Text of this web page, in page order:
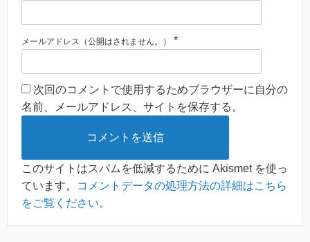
メールアドレス（公開はされません。） *
次回のコメントで使用するためブラウザーに自分の
名前、メールアドレス、サイトを保存する。
このサイトはスパムを低減するために Akismet を使っ
ています。
コメントデータの処理方法の詳細はこちら
をご覧ください。